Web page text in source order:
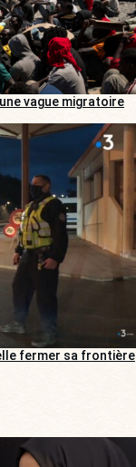
vague migratoire
fermer sa frontière